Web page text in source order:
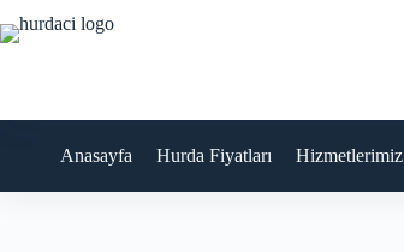
to
Anasayfa Hurda Fiyatları Hizmetlerimiz